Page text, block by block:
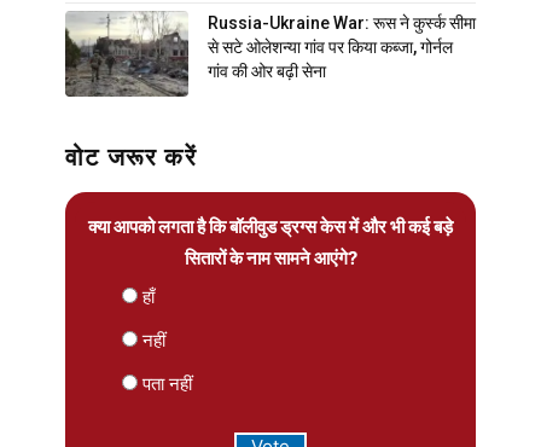
Russia-Ukraine War: रूस ने कुर्स्क सीमा
से सटे ओलेशन्या गांव पर किया कब्जा, गोर्नल
गांव की ओर बढ़ी सेना
वोट जरूर करें
क्या आपको लगता है कि बॉलीवुड ड्रग्स केस में और भी कई बड़े
सितारों के नाम सामने आएंगे?
हाँ
नहीं
पता नहीं